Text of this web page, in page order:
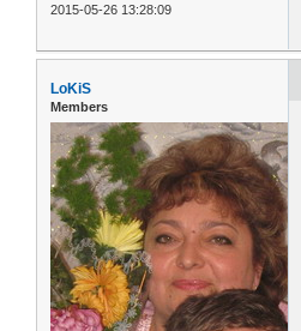
2015-05-26 13:28:09
LoKiS
Members